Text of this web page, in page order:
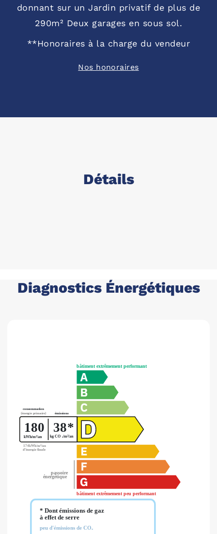
donnant sur un Jardin privatif de plus de
290m² Deux garages en sous sol.
**Honoraires à la charge du vendeur
Nos honoraires
Détails
Diagnostics Énergétiques